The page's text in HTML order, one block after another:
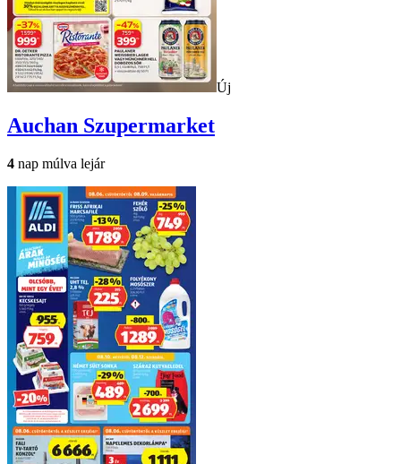
Új
Auchan Szupermarket
4 nap múlva lejár